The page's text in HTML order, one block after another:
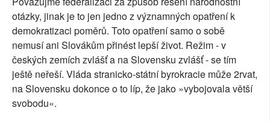
otázky, jinak je to jen jedno z významných opatření k
demokratizaci poměrů. Toto opatření samo o sobě
nemusí ani Slovákům přinést lepší život. Režim - v
českých zemích zvlášť a na Slovensku zvlášť - se tím
ještě neřeší. Vláda stranicko-státní byrokracie může 2rvat,
na Slovensku dokonce o to líp, že jako »vybojovala větší
svobodu«.